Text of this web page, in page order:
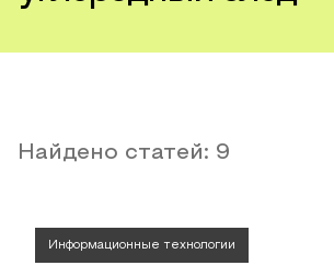
Найдено статей: 9
Информационные технологии